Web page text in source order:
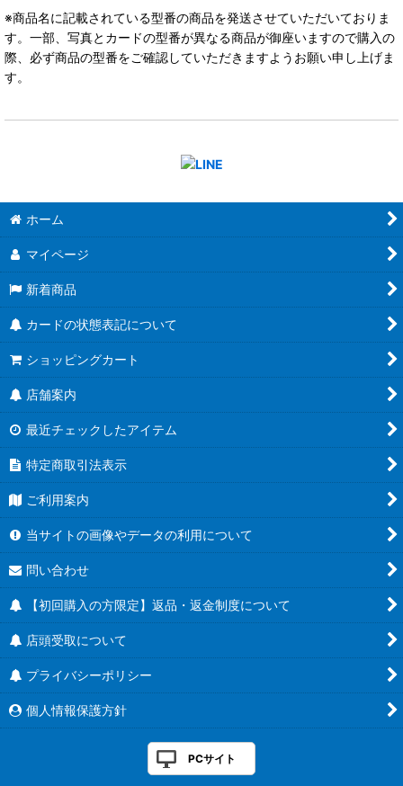
※商品名に記載されている型番の商品を発送させていただいておりま
す。一部、写真とカードの型番が異なる商品が御座いますので購入の
際、必ず商品の型番をご確認していただきますようお願い申し上げま
す。
ホーム
マイページ
新着商品
カードの状態表記について
ショッピングカート
店舗案内
最近チェックしたアイテム
特定商取引法表示
ご利用案内
当サイトの画像やデータの利用について
問い合わせ
【初回購入の方限定】返品・返金制度について
店頭受取について
プライバシーポリシー
個人情報保護方針
PCサイト